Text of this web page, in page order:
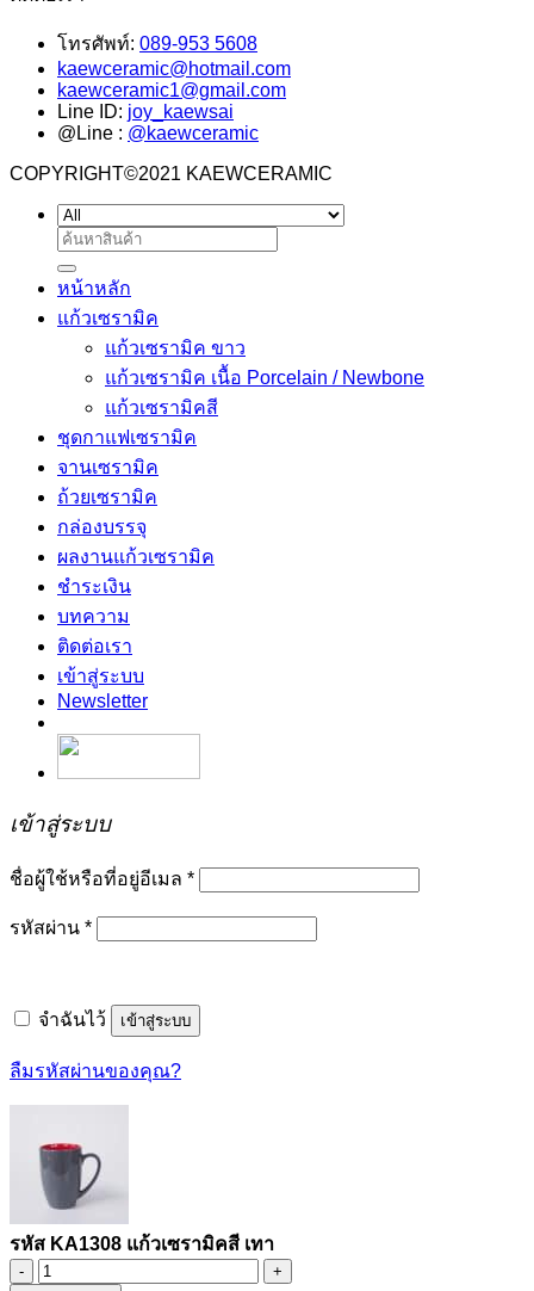
โทรศัพท์: 089-953 5608
kaewceramic@hotmail.com
kaewceramic1@gmail.com
Line ID: joy_kaewsai
@Line : @kaewceramic
COPYRIGHT©2021 KAEWCERAMIC
ค้นหา:
หน้าหลัก
แก้วเซรามิค
แก้วเซรามิค ขาว
แก้วเซรามิค เนื้อ Porcelain / Newbone
แก้วเซรามิคสี
ชุดกาแฟเซรามิค
จานเซรามิค
ถ้วยเซรามิค
กล่องบรรจุ
ผลงานแก้วเซรามิค
ชำระเงิน
บทความ
ติดต่อเรา
เข้าสู่ระบบ
Newsletter
เข้าสู่ระบบ
ชื่อผู้ใช้หรือที่อยู่อีเมล *
รหัสผ่าน *
จำฉันไว้ เข้าสู่ระบบ
ลืมรหัสผ่านของคุณ?
รหัส KA1308 แก้วเซรามิคสี เทา
จำนวน